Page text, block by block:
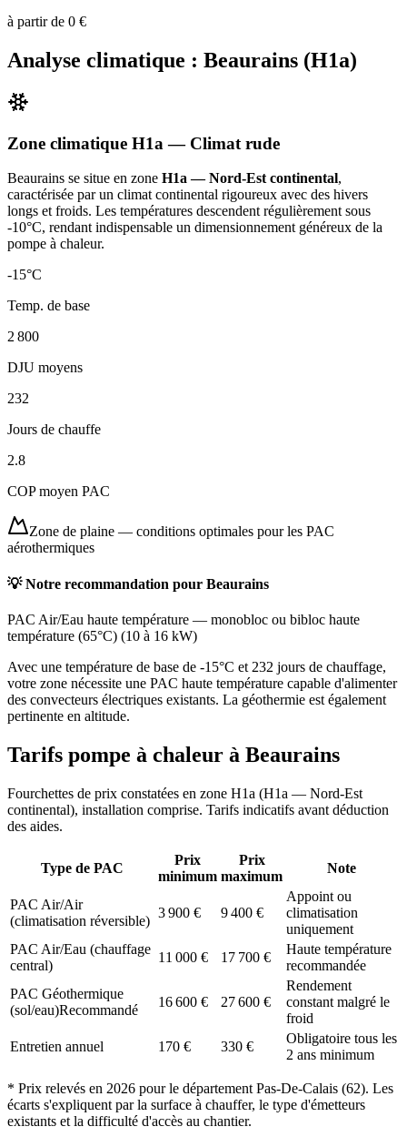
à partir de 0 €
Analyse climatique : Beaurains (H1a)
Zone climatique H1a — Climat rude
Beaurains se situe en zone H1a — Nord-Est continental,
caractérisée par un climat continental rigoureux avec des hivers
longs et froids. Les températures descendent régulièrement sous
-10°C, rendant indispensable un dimensionnement généreux de la
pompe à chaleur.
-15°C
Temp. de base
2 800
DJU moyens
232
Jours de chauffe
2.8
COP moyen PAC
Zone de plaine — conditions optimales pour les PAC
aérothermiques
💡 Notre recommandation pour Beaurains
PAC Air/Eau haute température — monobloc ou bibloc haute
température (65°C) (10 à 16 kW)
Avec une température de base de -15°C et 232 jours de chauffage,
votre zone nécessite une PAC haute température capable d'alimenter
des convecteurs électriques existants. La géothermie est également
pertinente en altitude.
Tarifs pompe à chaleur à Beaurains
Fourchettes de prix constatées en zone H1a (H1a — Nord-Est
continental), installation comprise. Tarifs indicatifs avant déduction
des aides.
Type de PAC
Prix
minimum
Prix
maximum
Note
PAC Air/Air
(climatisation réversible)
3 900 € 9 400 €
Appoint ou
climatisation
uniquement
PAC Air/Eau (chauffage
central)
11 000 € 17 700 €
Haute température
recommandée
PAC Géothermique
(sol/eau)Recommandé
16 600 € 27 600 €
Rendement
constant malgré le
froid
Entretien annuel
170 € 330 €
Obligatoire tous les
2 ans minimum
* Prix relevés en 2026 pour le département Pas-De-Calais (62). Les
écarts s'expliquent par la surface à chauffer, le type d'émetteurs
existants et la difficulté d'accès au chantier.